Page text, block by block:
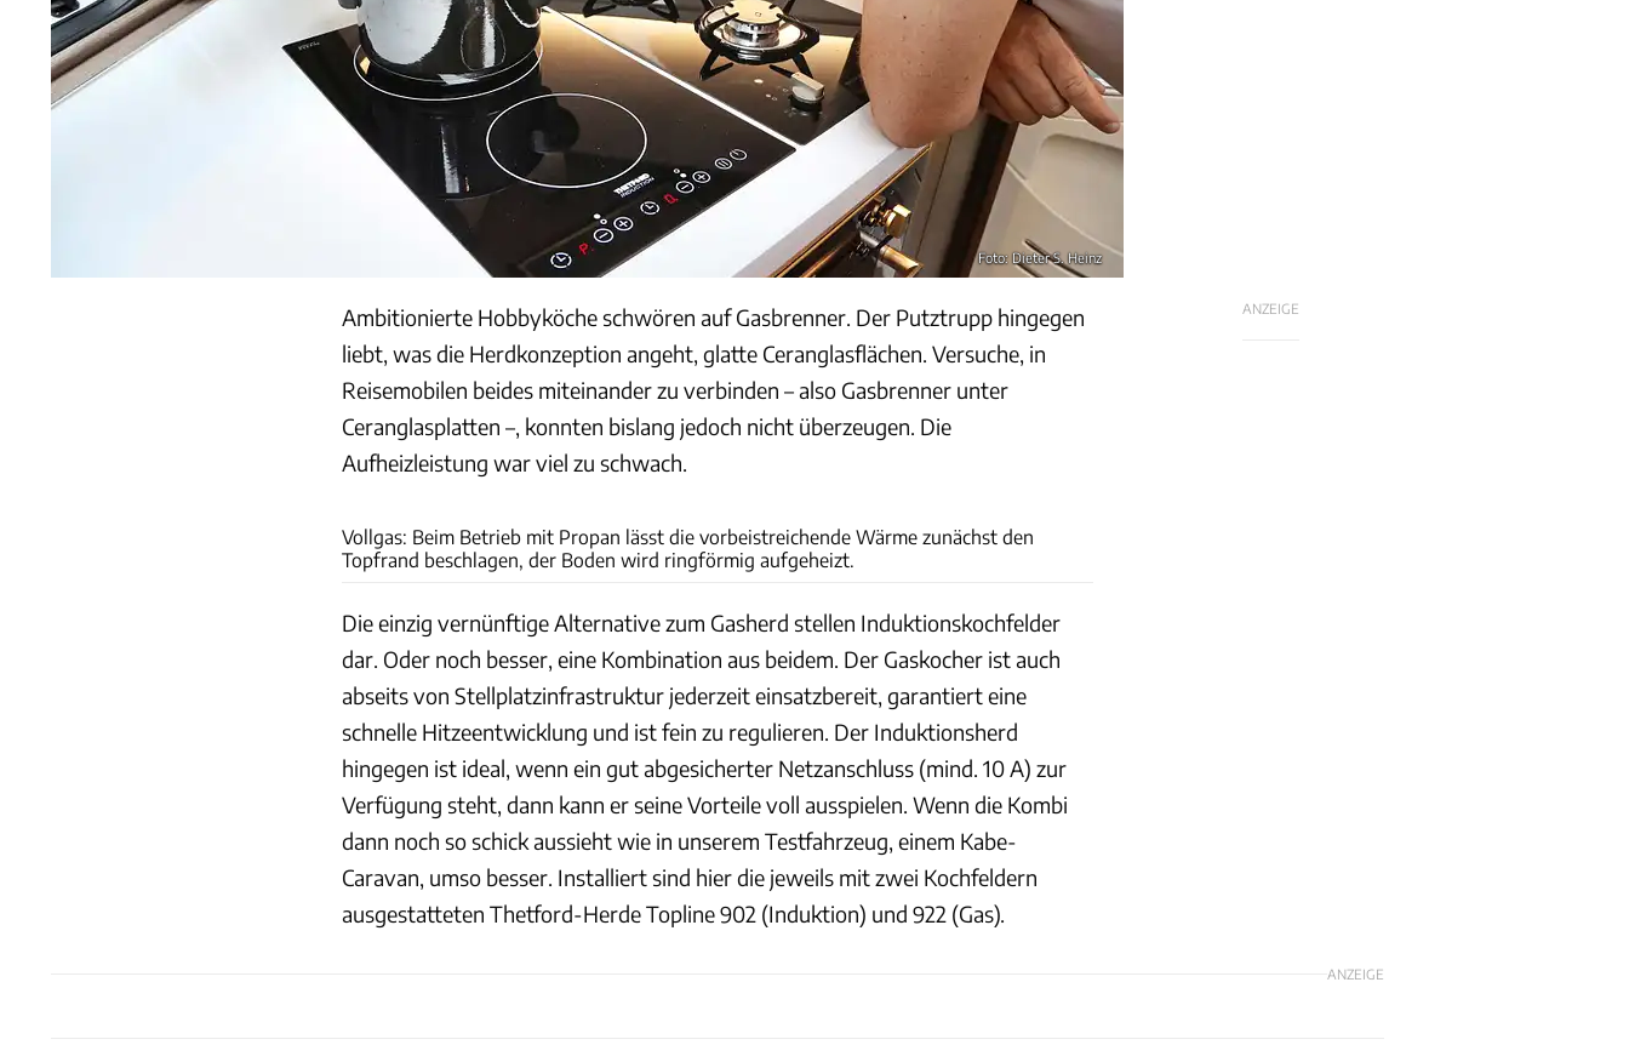
Foto: Dieter S. Heinz
ANZEIGE
Ambitionierte Hobbyköche schwören auf Gasbrenner. Der Putztrupp hingegen
liebt, was die Herdkonzeption angeht, glatte Ceranglasflächen. Versuche, in
Reisemobilen beides miteinander zu verbinden – also Gasbrenner unter
Ceranglasplatten –, konnten bislang jedoch nicht überzeugen. Die
Aufheizleistung war viel zu schwach.
Vollgas: Beim Betrieb mit Propan lässt die vorbeistreichende Wärme zunächst den
Topfrand beschlagen, der Boden wird ringförmig aufgeheizt.
Die einzig vernünftige Alternative zum Gasherd stellen Induktionskochfelder
dar. Oder noch besser, eine Kombination aus beidem. Der Gaskocher ist auch
abseits von Stellplatzinfrastruktur jederzeit einsatzbereit, garantiert eine
schnelle Hitzeentwicklung und ist fein zu regulieren. Der Induktionsherd
hingegen ist ideal, wenn ein gut abgesicherter Netzanschluss (mind. 10 A) zur
Verfügung steht, dann kann er seine Vorteile voll ausspielen. Wenn die Kombi
dann noch so schick aussieht wie in unserem Testfahrzeug, einem Kabe-
Caravan, umso besser. Installiert sind hier die jeweils mit zwei Kochfeldern
ausgestatteten Thetford-Herde Topline 902 (Induktion) und 922 (Gas).
ANZEIGE